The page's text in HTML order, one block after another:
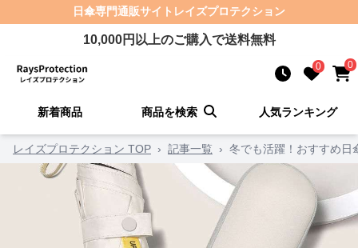
日傘専門通販サイト レイズプロテクション
10,000円以上のご購入で送料無料
0 0
新着商品 商品を検索 人気ランキング
レイズプロテクション TOP › 記事一覧 › 冬でも活躍！おすすめ日